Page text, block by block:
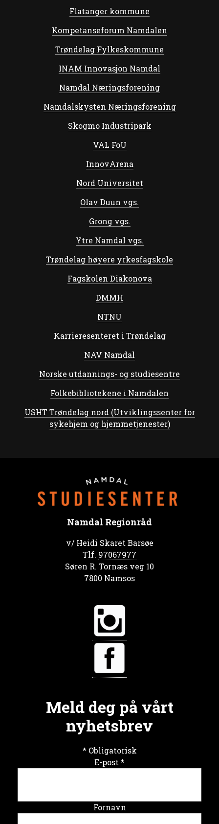
Flatanger kommune
Kompetanseforum Namdalen
Trøndelag Fylkeskommune
INAM Innovasjon Namdal
Namdal Næringsforening
Namdalskysten Næringsforening
Skogmo Industripark
VAL FoU
InnovArena
Nord Universitet
Olav Duun vgs.
Grong vgs.
Ytre Namdal vgs.
Trøndelag høyere yrkesfagskole
Fagskolen Diakonova
DMMH
NTNU
Karrieresenteret i Trøndelag
NAV Namdal
Norske utdannings- og studiesentre
Folkebibliotekene i Namdalen
USHT Trøndelag nord (Utviklingssenter for
sykehjem og hjemmetjenester)
Namdal Regionråd
v/ Heidi Skaret Barsøe
Tlf. 97067977
Søren R. Tornæs veg 10
7800 Namsos
Meld deg på vårt
nyhetsbrev
* Obligatorisk
E-post *
Fornavn